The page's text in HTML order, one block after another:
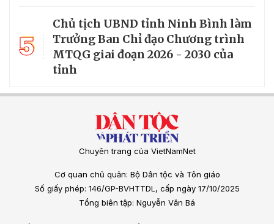
5
Chủ tịch UBND tỉnh Ninh Bình làm
Trưởng Ban Chỉ đạo Chương trình
MTQG giai đoạn 2026 - 2030 của
tỉnh
Chuyên trang của VietNamNet
Cơ quan chủ quản: Bộ Dân tộc và Tôn giáo
Số giấy phép: 146/GP-BVHTTDL, cấp ngày 17/10/2025
Tổng biên tập: Nguyễn Văn Bá